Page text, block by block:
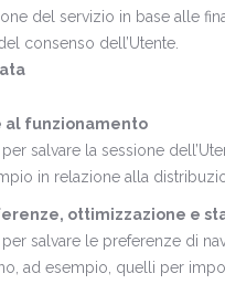
del servizio in base alle
consenso dell’Utente.
funzionamento
salvare la sessione
in relazione alla
ottimizzazione e
salvare le preferenze di
ad esempio, quelli per